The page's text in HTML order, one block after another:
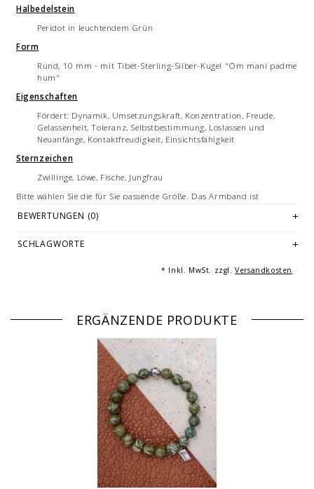
Halbedelstein
Peridot in leuchtendem Grün
Form
Rund, 10 mm - mit Tibet-Sterling-Silber-Kugel "Om mani padme
hum"
Eigenschaften
Fördert: Dynamik, Umsetzungskraft, Konzentration, Freude,
Gelassenheit, Toleranz, Selbstbestimmung, Loslassen und
Neuanfänge, Kontaktfreudigkeit, Einsichtsfähigkeit
Sternzeichen
Zwillinge, Löwe, Fische, Jungfrau
Bitte wählen Sie die für Sie passende Größe. Das Armband ist
wir Armbandgrößen von 16 cm bis 22 cm an.
Hier finden Sie weitere Informationen zu den verfügbaren
Jedes Armband ist ein handgemachtes Unikat - hergestellt in
Bei 10 mm Kugeln nehmen Sie bitte eine Nummer größer, da diese
aufgrund der Dicke der Perlen ein geringeres Innenmaß haben.
Bilddarstellung: beispielhafte Aufnahme eines Armbandes von 18/21
cm Länge. Je nach Größe variieren die Anzahl und Anordnung der
Einzelelmente des Armbandes. Mehrfachabbildungen oder
Abbildungen von Kombinationen dienen der Vermarktung und sind
nicht Angebotsbestandteil.
© Fotografie: Andreas Saxton, Essen
BEWERTUNGEN (0)
SCHLAGWORTE
* Inkl. MwSt. zzgl.Versandkosten
ERGÄNZENDE PRODUKTE